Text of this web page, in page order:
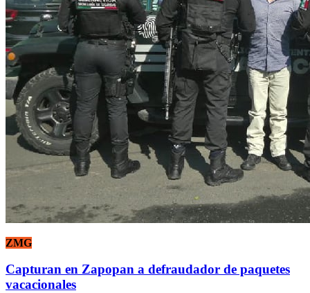
ZMG
Capturan en Zapopan a defraudador de paquetes
vacacionales